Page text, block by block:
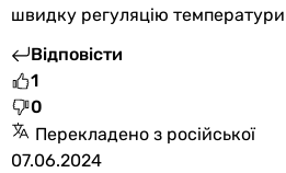
Вага
зовнішнього
блоку в
упаковці
27 кг
Гарантія
швидку регуляцію температури
Відповісти
1
0
Перекладено з російської
07.06.2024